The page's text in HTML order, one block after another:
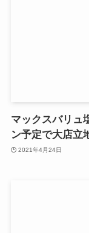
マックスバリュ
ン予定で大店立
2021年4月24日